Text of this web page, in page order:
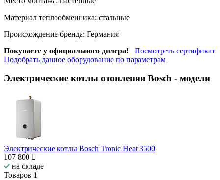
Материал теплообменника: стальные
Происхождение бренда: Германия
Покупаете у официального дилера!
Посмотреть сертификат
Подобрать данное оборудование по параметрам
Электрические котлы отопления Bosch - модели
Электрические котлы Bosch Tronic Heat 3500
107 800
на складе
Товаров 1